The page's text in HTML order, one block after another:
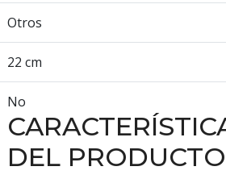
Otros
22 cm
No
DEL PRODUCTO